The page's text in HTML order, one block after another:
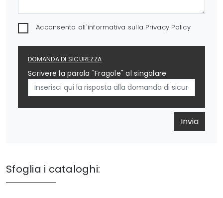
Acconsento all'informativa sulla Privacy Policy
DOMANDA DI SICUREZZA
Scrivere la parola "Fragole" al singolare
Invia
Sfoglia i cataloghi: